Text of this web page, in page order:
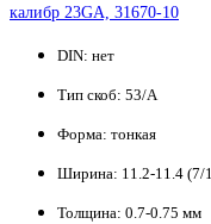
калибр 23GA, 31670-10
DIN: нет
Тип скоб: 53/A
Форма: тонкая
Ширина: 11.2-11.4
Толщина: 0.7-0.75 мм